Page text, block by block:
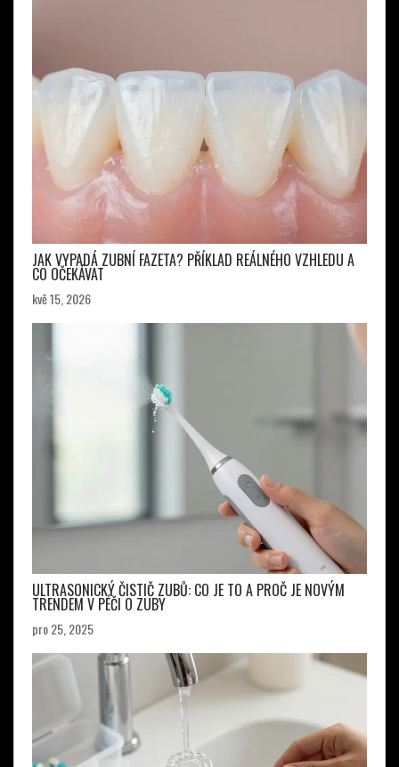
JAK VYPADÁ ZUBNÍ FAZETA? PŘÍKLAD REÁLNÉHO VZHLEDU A
CO OČEKÁVAT
kvě 15, 2026
ULTRASONICKÝ ČISTIČ ZUBŮ: CO JE TO A PROČ JE NOVÝM
TRENDEM V PÉČI O ZUBY
pro 25, 2025